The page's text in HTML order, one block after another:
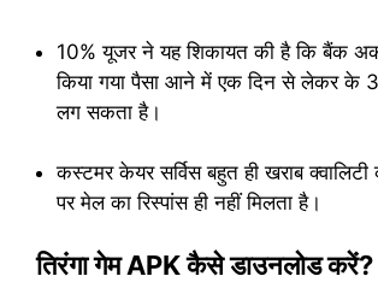
10% यूजर ने यह शिकायत की है कि बैंक
किया गया पैसा आने में एक दिन से लेकर के
लग सकता है।
कस्टमर केयर सर्विस बहुत ही खराब
पर मेल का रिस्पांस ही नहीं मिलता है।
तिरंगा गेम APK कैसे डाउनलोड करें?